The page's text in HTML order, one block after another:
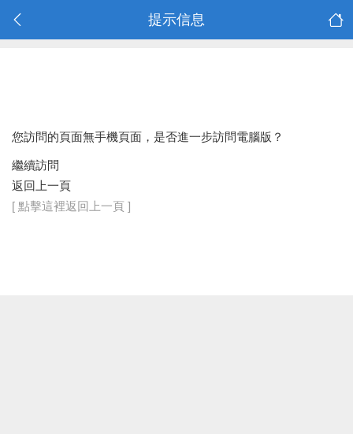
提示信息
您訪問的頁面無手機頁面，是否進一步訪問電腦版？
繼續訪問
返回上一頁
[ 點擊這裡返回上一頁 ]